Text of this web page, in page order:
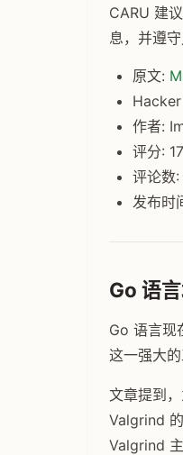
CARU 建
息，并遵
原文:
作者:
评分:
评论数
发布时
Go 语
Go 语言现
这一强大
文章提到
Valgrind
Valgrind